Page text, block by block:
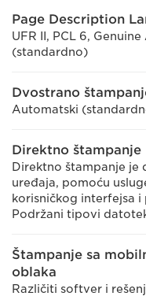
Page Description
UFR II, PCL 6,
(standardno)
Dvostrano
Automatski
Direktno štampanje
Direktno štampanje je
uređaja, pomoću
korisničkog interfejsa
Podržani tipovi
Štampanje sa
oblaka
Različiti softver i